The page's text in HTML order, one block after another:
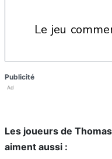
le jeu
Publicité
Ad
Les joueurs de
aiment aussi :